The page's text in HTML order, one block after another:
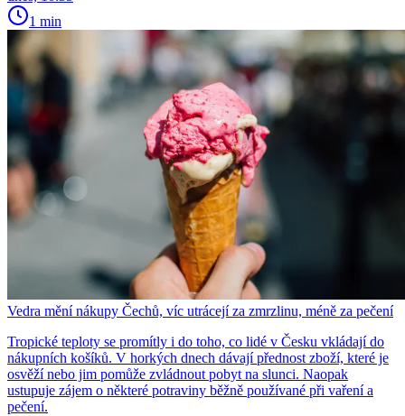
1 min
Vedra mění nákupy Čechů, víc utrácejí za zmrzlinu, méně za pečení
Tropické teploty se promítly i do toho, co lidé v Česku vkládají do
nákupních košíků. V horkých dnech dávají přednost zboží, které je
osvěží nebo jim pomůže zvládnout pobyt na slunci. Naopak
ustupuje zájem o některé potraviny běžně používané při vaření a
pečení.